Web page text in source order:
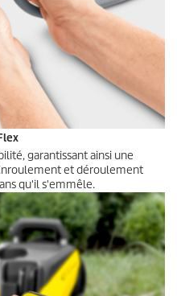
garantissant ainsi une
et déroulement
qu'il s'emmêle.